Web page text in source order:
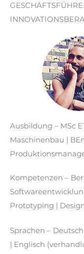
Ausbildung – MSc
Maschinenbau |
Kompetenzen –
Prototyping |
Sprachen –
| Englisch